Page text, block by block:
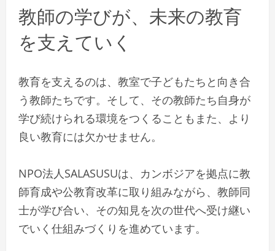
教師の学びが、未来の教育
を支えていく
教育を支えるのは、教室で子どもたちと向き合
う教師たちです。そして、その教師たち自身が
学び続けられる環境をつくることもまた、より
良い教育には欠かせません。
NPO法人SALASUSUは、カンボジアを拠点に教
師育成や公教育改革に取り組みながら、教師同
士が学び合い、その知見を次の世代へ受け継い
でいく仕組みづくりを進めています。